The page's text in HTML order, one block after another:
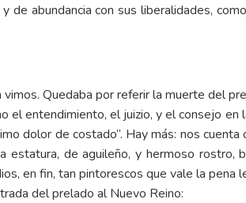
de abundancia con sus liberalidades,
Quedaba por referir la muerte del
el entendimiento, el juizio, y el consejo
dolor de costado”. Hay más: nos cuenta
estatura, de aguileño, y hermoso
en fin, tan pintorescos que vale la pena
del prelado al Nuevo Reino: